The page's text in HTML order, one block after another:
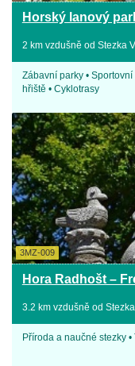
Horský lanový
2 km vzdušně od Stezka
Zábavní parky •
hřiště • Cyklotrasy
3MZ-009
Hora Radhošt –
3.2 km vzdušně od
Příroda a naučné stezky